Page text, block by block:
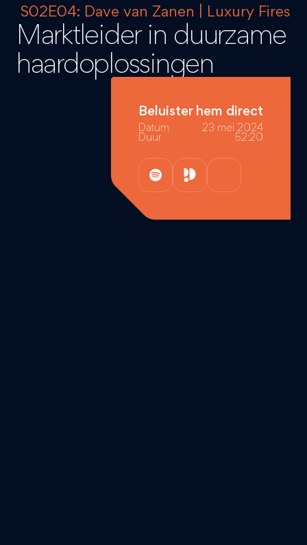
Marktleider in duurzame
haardoplossingen
S02E04: Dave van Zanen | Luxury Fires
Beluister hem direct
Datum 23 mei 2024
Duur 52:20